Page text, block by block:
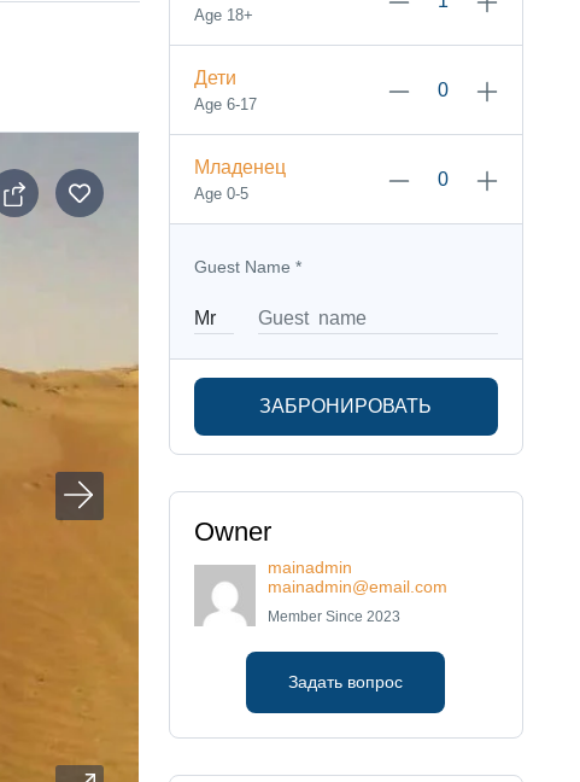
Age 18+
Дети
Age 6-17
Младенец
Age 0-5
Guest Name *
ЗАБРОНИРОВАТЬ
Owner
mainadmin
mainadmin@email.com
Member Since 2023
Задать вопрос